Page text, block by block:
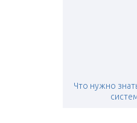
Что нужно